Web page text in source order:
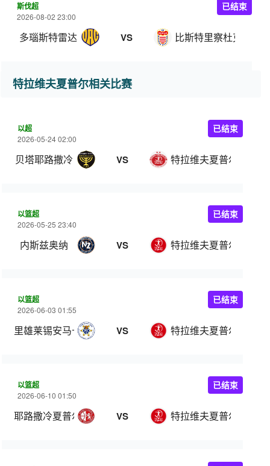
斯伐超
2026-08-02 23:00
多瑙斯特雷达 VS 比斯特里察杜克拉
已结束
特拉维夫夏普尔相关比赛
以超
2026-05-24 02:00
贝塔耶路撒冷 VS 特拉维夫夏普尔
已结束
以篮超
2026-05-25 23:40
内斯兹奥纳 VS 特拉维夫夏普尔
已结束
以篮超
2026-06-03 01:55
里雄莱锡安马卡比 VS 特拉维夫夏普尔
已结束
以篮超
2026-06-10 01:50
耶路撒冷夏普尔 VS 特拉维夫夏普尔
已结束